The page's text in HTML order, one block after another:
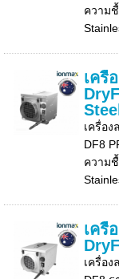
ความ
เครื่
Steel
เครื่อ
DF8
ความ
เครื่
เครื่อ